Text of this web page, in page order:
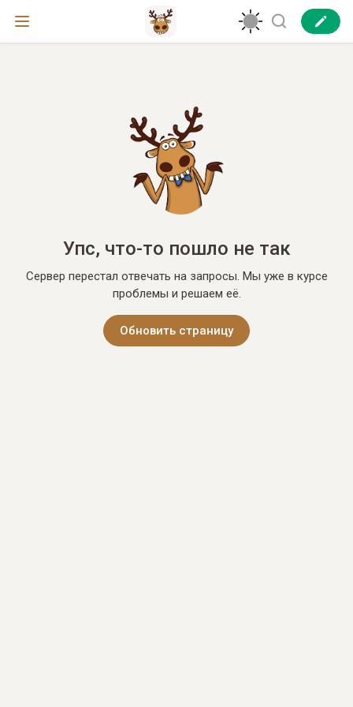
Упс, что-то пошло не так
Сервер перестал отвечать на запросы. Мы уже в курсе
проблемы и решаем её.
Обновить страницу